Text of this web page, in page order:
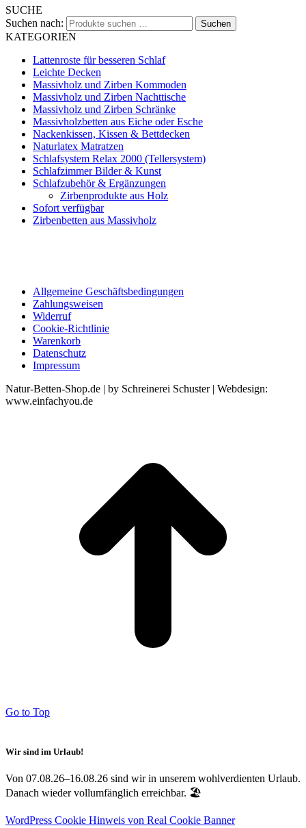
SUCHE
Suchen nach:
Suchen
KATEGORIEN
Lattenroste für besseren Schlaf
Leichte Decken
Massivholz und Zirben Kommoden
Massivholz und Zirben Nachttische
Massivholz und Zirben Schränke
Massivholzbetten aus Eiche oder Esche
Nackenkissen, Kissen & Bettdecken
Naturlatex Matratzen
Schlafsystem Relax 2000 (Tellersystem)
Schlafzimmer Bilder & Kunst
Schlafzubehör & Ergänzungen
Zirbenprodukte aus Holz
Sofort verfügbar
Zirbenbetten aus Massivholz
Allgemeine Geschäftsbedingungen
Zahlungsweisen
Widerruf
Cookie-Richtlinie
Warenkorb
Datenschutz
Impressum
Natur-Betten-Shop.de | by Schreinerei Schuster | Webdesign:
www.einfachyou.de
Go to Top
Wir sind im Urlaub!
Von 07.08.26–16.08.26 sind wir in unserem wohlverdienten Urlaub.
Danach wieder vollumfänglich erreichbar. 🏖️
WordPress Cookie Hinweis von Real Cookie Banner